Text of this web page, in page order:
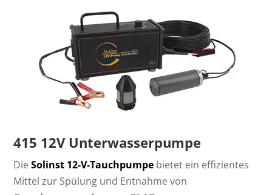
415 12V Unterwasserpumpe
DieSolinst 12-V-Tauchpumpe bietet ein effizientes
Mittel zur Spülung und Entnahme von